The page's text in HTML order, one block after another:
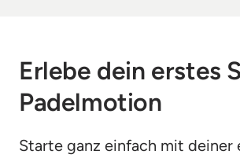
Erlebe dein erstes
Padelmotion
Starte ganz einfach mit deiner